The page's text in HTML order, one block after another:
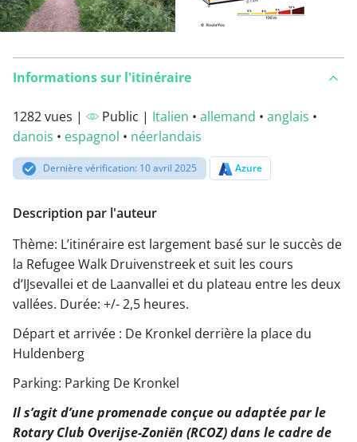
Informations sur l'itinéraire
1282 vues | Public | Italien • allemand • anglais •
danois • espagnol • néerlandais
Dernière vérification: 10 avril 2025 Azure
Description par l'auteur
Thème: L’itinéraire est largement basé sur le succès de
la Refugee Walk Druivenstreek et suit les cours
d’IJsevallei et de Laanvallei et du plateau entre les deux
vallées. Durée: +/- 2,5 heures.
Départ et arrivée : De Kronkel derrière la place du
Huldenberg
Parking: Parking De Kronkel
Il s’agit d’une promenade conçue ou adaptée par le
Rotary Club Overijse-Zoniën (RCOZ) dans le cadre de